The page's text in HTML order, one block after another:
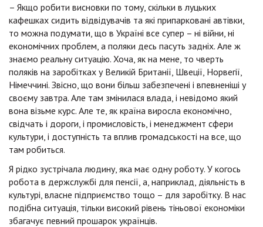
– Якщо робити висновки по тому, скільки в луцьких
кафешках сидить відвідувачів та які припарковані автівки,
то можна подумати, що в Україні все супер – ні війни, ні
економічних проблем, а поляки десь пасуть задніх. Але ж
знаємо реальну ситуацію. Хоча, як на мене, то чверть
поляків на заробітках у Великій Британії, Швеції, Норвегії,
Німеччині. Звісно, що вони більш забезпечені і впевненіші у
своєму завтра. Але там змінилася влада, і невідомо який
вона візьме курс. Але те, як країна виросла економічно,
свідчать і дороги, і промисловість, і менеджмент сфери
культури, і доступність та вплив громадськості на все, що
там робиться.
Я рідко зустрічала людину, яка має одну роботу. У когось
робота в держслужбі для пенсії, а, наприклад, діяльність в
культурі, власне підприємство тощо – для заробітку. В нас
подібна ситуація, тільки високий рівень тіньової економіки
збагачує певний прошарок українців.